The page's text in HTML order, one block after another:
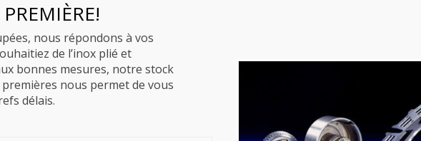
nous répondons à vos
de l’inox plié et
bonnes mesures, notre stock
nous permet de vous
délais.